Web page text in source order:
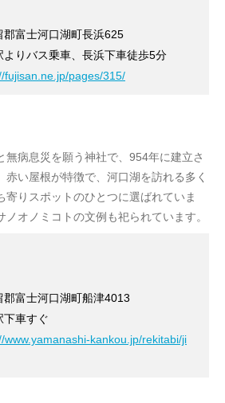
富士河口湖町長浜625
よりバス乗車、長浜下車徒歩5分
fujisan.ne.jp/pages/315/
無病息災を願う神社で、954年に建立さ
赤い屋根が特徴で、河口湖を訪れる多く
寄りスポットのひとつに選ばれていま
オノミコトの文例も祀られています。
富士河口湖町船津4013
下車すぐ
www.yamanashi-kankou.jp/rekitabi/ji